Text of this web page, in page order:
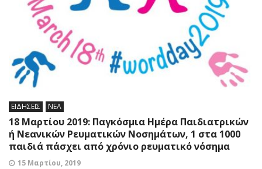
ΕΙΔΗΣΕΙΣ ΝΕΑ
18 Μαρτίου 2019: Παγκόσμια Ημέρα Παιδιατρικών
ή Νεανικών Ρευματικών Νοσημάτων, 1 στα 1000
παιδιά πάσχει από χρόνιο ρευματικό νόσημα
15 Μαρτίου, 2019